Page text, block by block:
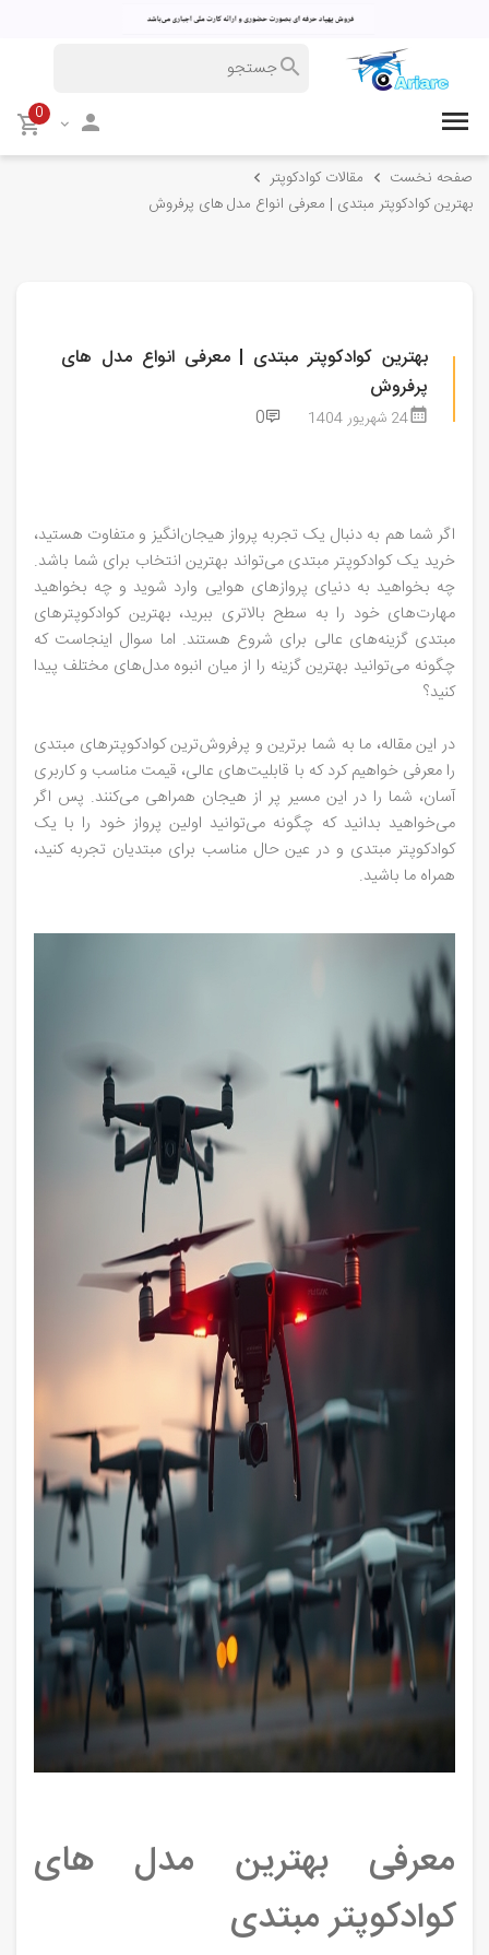
0
صفحه نخست
مقالات کوادکوپتر
بهترین کوادکوپتر مبتدی | معرفی انواع مدل های پرفروش
بهترین کوادکوپتر مبتدی | معرفی انواع مدل های
پرفروش
24 شهریور 1404 0
اگر شما هم به دنبال یک تجربه پرواز هیجان‌انگیز و متفاوت هستید،
خرید یک کوادکوپتر مبتدی می‌تواند بهترین انتخاب برای شما باشد.
چه بخواهید به دنیای پروازهای هوایی وارد شوید و چه بخواهید
مهارت‌های خود را به سطح بالاتری ببرید، بهترین کوادکوپترهای
مبتدی گزینه‌های عالی برای شروع هستند. اما سوال اینجاست که
چگونه می‌توانید بهترین گزینه را از میان انبوه مدل‌های مختلف پیدا
کنید؟
در این مقاله، ما به شما برترین و پرفروش‌ترین کوادکوپترهای مبتدی
را معرفی خواهیم کرد که با قابلیت‌های عالی، قیمت مناسب و کاربری
آسان، شما را در این مسیر پر از هیجان همراهی می‌کنند. پس اگر
می‌خواهید بدانید که چگونه می‌توانید اولین پرواز خود را با یک
کوادکوپتر مبتدی و در عین حال مناسب برای مبتدیان تجربه کنید،
همراه ما باشید.
معرفی بهترین مدل های
کوادکوپتر مبتدی